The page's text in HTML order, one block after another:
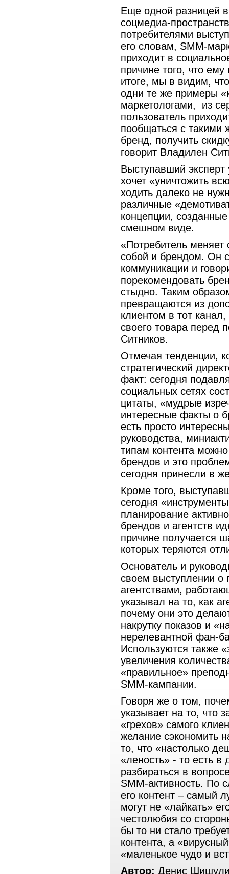
Еще одной разницей
соцмедиа-
потребителями
его словам, SMM-
приходит в
причине того, что
итоге, мы в видим,
одни те же примеры
маркетологами, из
пользователь
пообщаться с такими
бренд, получить
говорит Владилен
Выступавший эксперт
хочет «уничтожить
ходить далеко не
различные
концепции,
смешном виде.
«Потребитель меняет
собой и брендом. Он
коммуникации и
порекомендовать
стыдно. Таким
превращаются из
клиентом в тот
своего товара перед
Ситников.
Отмечая тенденции,
стратегический
факт: сегодня
социальных сетях
цитаты, «мудрые
интересные факты о
есть просто
руководства,
типам контента
брендов и это
сегодня принесли в
Кроме того,
сегодня
планирование
брендов и агентств
причине получается
которых теряются
Основатель и
своем выступлении о
агентствами,
указывал на то, как
почему они это
накрутку показов и
нерелевантной фан-
Используются также
увеличения
«правильное»
SMM-кампании.
Говоря же о том,
указывает на то, что
«грехов» самого
желание сэкономить
то, что «настолько
«леность» - то есть
разбираться в
SMM-активность. По
его контент – самый
могут не «лайкать»
честолюбия со
бы то ни стало
контента, а
«маленькое чудо и
Автор: Денис